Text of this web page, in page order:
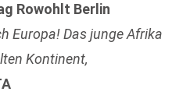
Rowohlt Berlin
Europa! Das junge Afrika
Kontinent,